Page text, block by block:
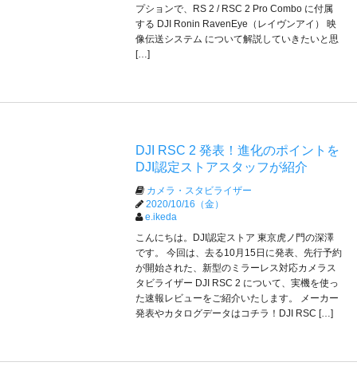
プションで、RS 2 / RSC 2 Pro Combo に付属
する DJI Ronin RavenEye（レイヴンアイ） 映
像伝送システム について解説していきたいと思
[…]
DJI RSC 2 発表！進化のポイントを
DJI認定ストアスタッフが紹介
カメラ・スタビライザー
2020/10/16（金）
e.ikeda
こんにちは。DJI認定ストア 東京虎ノ門の深澤
です。 今回は、去る10月15日に発表、先行予約
が開始された、新型のミラーレス対応カメラス
タビライザー DJI RSC 2 について、実機を使っ
た速報レビューをご紹介いたします。 メーカー
発表やカタログデータはコチラ！DJI RSC […]